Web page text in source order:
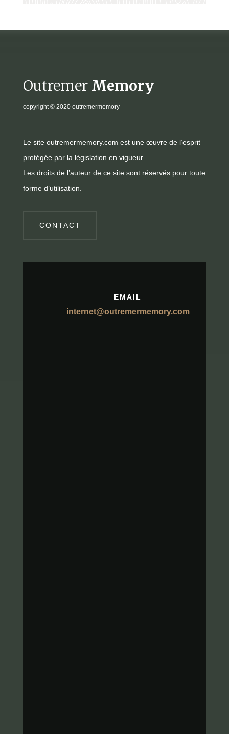
Outremer Memory
copyright© 2020 outremermemory
Le site outremermemory.com est une œuvre de l’esprit
protégée par la législation en vigueur.
Les droits de l’auteur de ce site sont réservés pour toute
forme d’utilisation.
CONTACT
EMAIL
internet@outremermemory.com